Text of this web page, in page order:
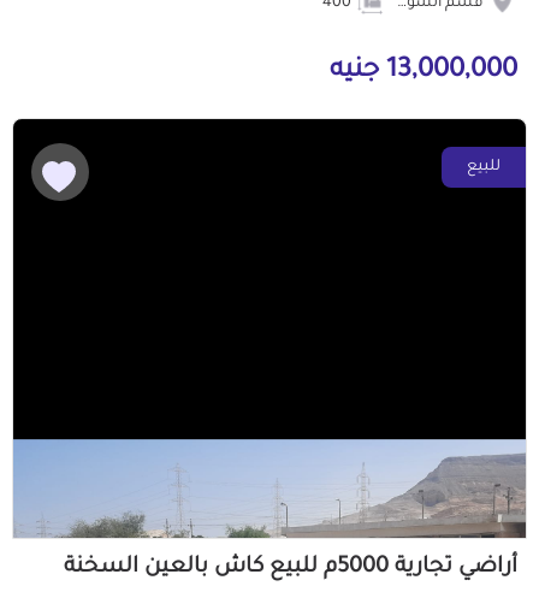
قسم السويس
13,000,000 جنيه
للبيع
أراضي تجارية 5000م للبيع كاش بالعين السخنة